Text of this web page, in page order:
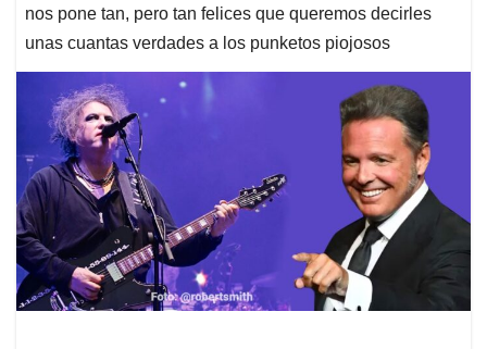
nos pone tan, pero tan felices que queremos decirles
unas cuantas verdades a los punketos piojosos